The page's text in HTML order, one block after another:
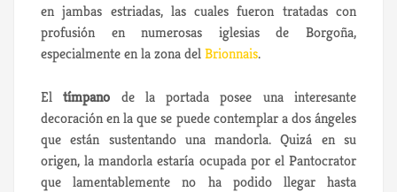
en jambas estriadas, las cuales fueron tratadas con
profusión en numerosas iglesias de Borgoña,
especialmente en la zona delBrionnais.
Eltímpano de la portada posee una interesante
decoración en la que se puede contemplar a dos ángeles
que están sustentando una mandorla. Quizá en su
origen, la mandorla estaría ocupada por el Pantocrator
que lamentablemente no ha podido llegar hasta